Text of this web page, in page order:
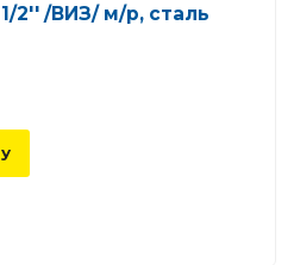
2'' /ВИЗ/ м/р, сталь